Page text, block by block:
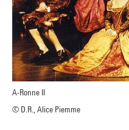
A-Ronne II
© D.R., Alice Piemme